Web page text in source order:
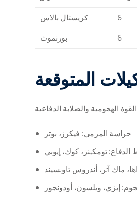
كريستال بالاس
6
بورنموث
6
المتوقعة
حراسة المرمى: فيكرز، بوتر
الدفاع: تومكينز، كوك، إيوبي
ماك آثر، أندروس تاونسيند
إيزي، ويلسون، أودونجور